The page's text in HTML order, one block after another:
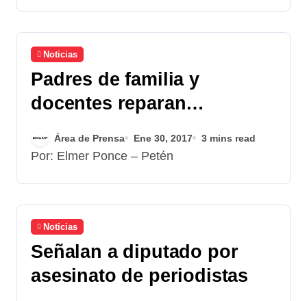
Noticias
Padres de familia y
docentes reparan
escritorios
Área de Prensa Ene 30, 2017 3 mins read
Por: Elmer Ponce – Petén
Noticias
Señalan a diputado por
asesinato de periodistas